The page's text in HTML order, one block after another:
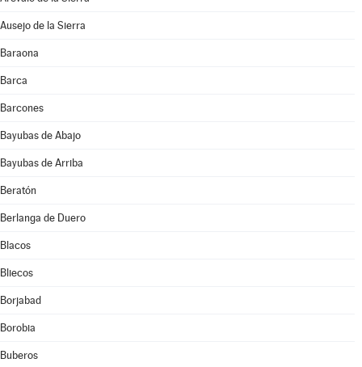
Ausejo de la Sierra
Baraona
Barca
Barcones
Bayubas de Abajo
Bayubas de Arriba
Beratón
Berlanga de Duero
Blacos
Bliecos
Borjabad
Borobia
Buberos